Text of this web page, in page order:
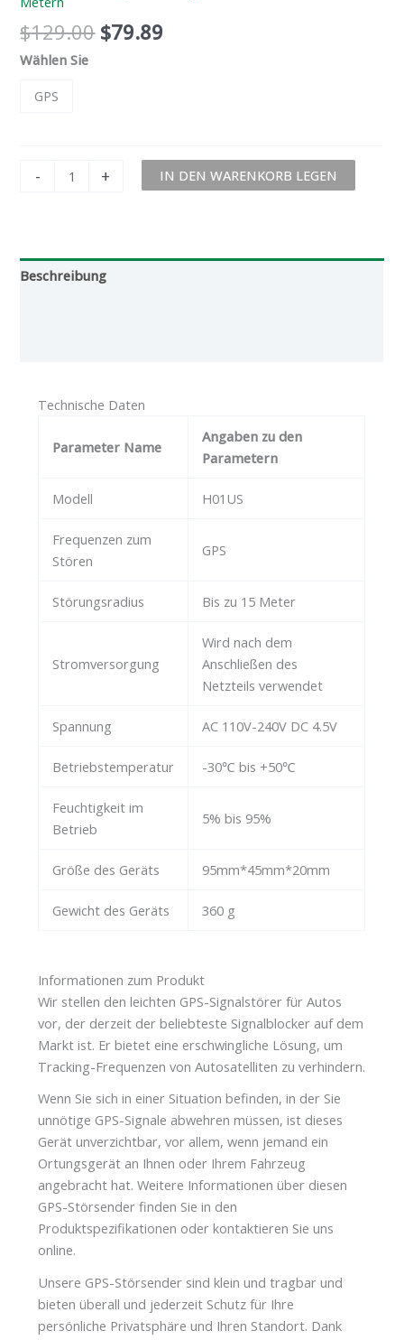
$129.00 $79.89
Wählen Sie
GPS
- + IN DEN WARENKORB LEGEN
Beschreibung
Technische Daten
Parameter Name
Angaben zu den
Parametern
Modell H01US
Frequenzen zum
Stören
GPS
Störungsradius Bis zu 15 Meter
Stromversorgung
Wird nach dem
Anschließen des
Netzteils verwendet
Spannung AC 110V-240V DC 4.5V
Betriebstemperatur -30℃ bis +50℃
Feuchtigkeit im
Betrieb
5% bis 95%
Größe des Geräts 95mm*45mm*20mm
Gewicht des Geräts 360 g
Informationen zum Produkt
Wir stellen den leichten GPS-Signalstörer für Autos
vor, der derzeit der beliebteste Signalblocker auf dem
Markt ist. Er bietet eine erschwingliche Lösung, um
Tracking-Frequenzen von Autosatelliten zu verhindern.
Wenn Sie sich in einer Situation befinden, in der Sie
unnötige GPS-Signale abwehren müssen, ist dieses
Gerät unverzichtbar, vor allem, wenn jemand ein
Ortungsgerät an Ihnen oder Ihrem Fahrzeug
angebracht hat. Weitere Informationen über diesen
GPS-Störsender finden Sie in den
Produktspezifikationen oder kontaktieren Sie uns
online.
Unsere GPS-Störsender sind klein und tragbar und
bieten überall und jederzeit Schutz für Ihre
persönliche Privatsphäre und Ihren Standort. Dank